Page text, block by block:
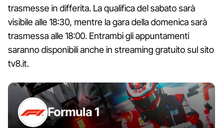
trasmesse in differita. La qualifica del sabato sarà
visibile alle 18:30, mentre la gara della domenica sarà
trasmessa alle 18:00. Entrambi gli appuntamenti
saranno disponibili anche in streaming gratuito sul sito
tv8.it.
Formula 1